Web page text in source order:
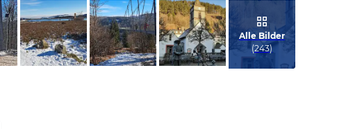
Bild melden
von Axel
Alle Bilder
(243)